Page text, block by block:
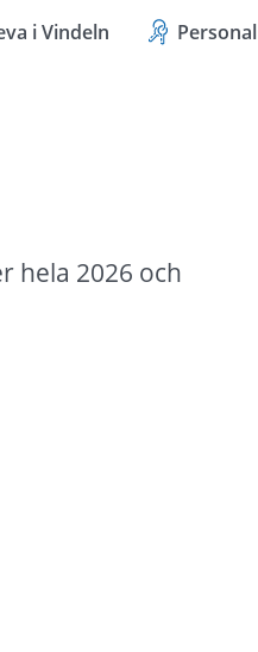
i Vindeln Personal
hela 2026 och